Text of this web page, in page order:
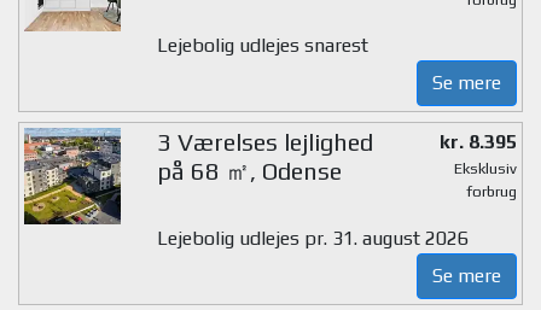
Lejebolig udlejes snarest
Se mere
3 Værelses lejlighed
på 68 ㎡, Odense
kr. 8.395
Eksklusiv
forbrug
Lejebolig udlejes pr. 31. august 2026
Se mere